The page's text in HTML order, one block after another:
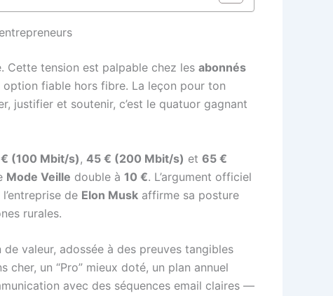
Cette tension est palpable chez les abonnés
option fiable hors fibre. La leçon pour ton
justifier et soutenir, c’est le quatuor gagnant
(100 Mbit/s) , 45 € (200 Mbit/s) et 65 €
Mode Veille double à 10 €. L’argument officiel
de Elon Musk affirme sa posture
rurales.
valeur, adossée à des preuves tangibles
un “Pro” mieux doté, un plan annuel
avec des séquences email claires —